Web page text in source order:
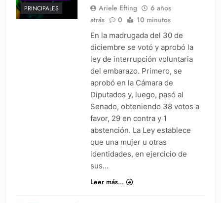
PRINCIPALES
Ariele Efting
6 años
atrás
0 10 minutos
En la madrugada del 30 de
diciembre se votó y aprobó la
ley de interrupción voluntaria
del embarazo. Primero, se
aprobó en la Cámara de
Diputados y, luego, pasó al
Senado, obteniendo 38 votos a
favor, 29 en contra y 1
abstención. La Ley establece
que una mujer u otras
identidades, en ejercicio de
sus…
Leer más...